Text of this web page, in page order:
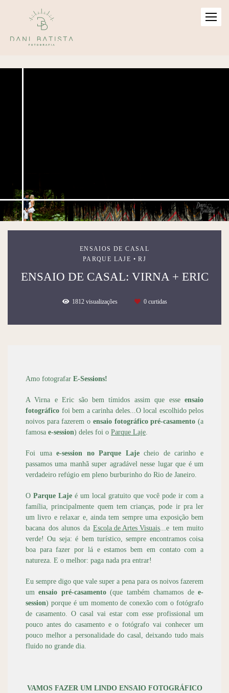
ENSAIOS DE CASAL
PARQUE LAJE • RJ
ENSAIO DE CASAL: VIRNA + ERIC
1812visualizações 0curtidas
Amo fotografar E-Sessions!
A Virna e Eric são bem tímidos assim que esse ensaio
fotográfico foi bem a carinha deles...O local escolhido pelos
noivos para fazerem o ensaio fotográfico pré-casamento (a
famosa e-session) deles foi o Parque Laje.
Foi umae-session no Parque Lajecheio de carinho e
passamos uma manhã super agradável nesse lugar que é um
verdadeiro refúgio em pleno burburinho do Rio de Janeiro.
O Parque Laje é um local gratuito que você pode ir com a
família, principalmente quem tem crianças, pode ir pra ler
um livro e relaxar e, ainda tem sempre uma exposição bem
bacana dos alunos da Escola de Artes Visuais...e tem muito
verde! Ou seja: é bem turístico, sempre encontramos coisa
boa para fazer por lá e estamos bem em contato com a
natureza. E o melhor: paga nada pra entrar!
Eu sempre digo que vale super a pena para os noivos fazerem
umensaio pré-casamento(que também chamamos dee-
session) porque é um momento de conexão com o fotógrafo
de casamento. O casal vai estar com esse profissional um
pouco antes do casamento e o fotógrafo vai conhecer um
pouco melhor a personalidade do casal, deixando tudo mais
fluido no grande dia.
VAMOS FAZER UM LINDO ENSAIO FOTOGRÁFICO